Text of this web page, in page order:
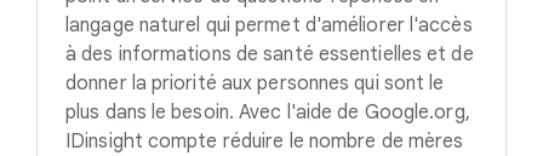
langage naturel qui permet d'améliorer l'accès
à des informations de santé essentielles et de
donner la priorité aux personnes qui sont le
plus dans le besoin. Avec l'aide de Google.org,
IDinsight compte réduire le nombre de mères